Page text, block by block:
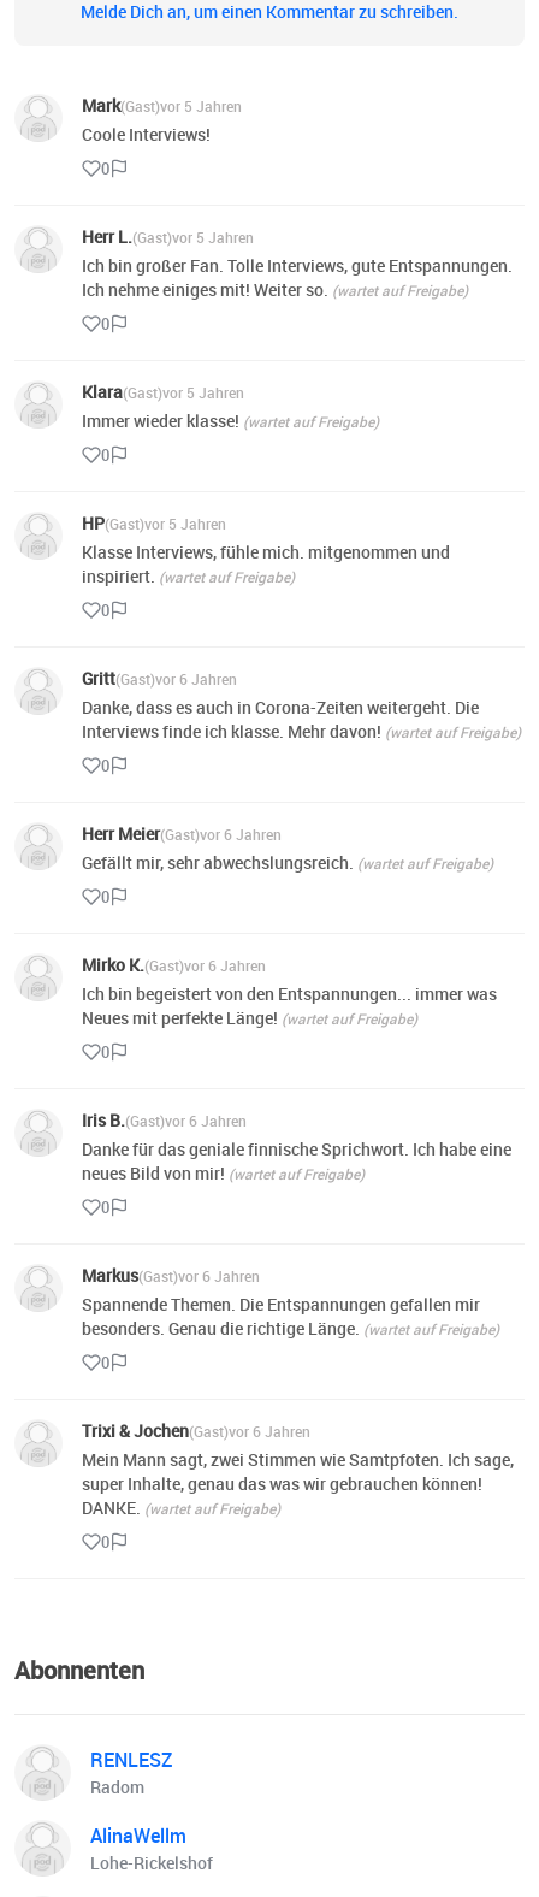
Melde Dich an, um einen Kommentar zu schreiben.
Mark(Gast)vor 5 Jahren
Coole Interviews!
0
Herr L.(Gast)vor 5 Jahren
Ich bin großer Fan. Tolle Interviews, gute Entspannungen.
Ich nehme einiges mit! Weiter so. (wartet auf Freigabe)
0
Klara(Gast)vor 5 Jahren
Immer wieder klasse! (wartet auf Freigabe)
0
HP(Gast)vor 5 Jahren
Klasse Interviews, fühle mich. mitgenommen und
inspiriert. (wartet auf Freigabe)
0
Gritt(Gast)vor 6 Jahren
Danke, dass es auch in Corona-Zeiten weitergeht. Die
Interviews finde ich klasse. Mehr davon! (wartet auf Freigabe)
0
Herr Meier(Gast)vor 6 Jahren
Gefällt mir, sehr abwechslungsreich. (wartet auf Freigabe)
0
Mirko K.(Gast)vor 6 Jahren
Ich bin begeistert von den Entspannungen... immer was
Neues mit perfekte Länge! (wartet auf Freigabe)
0
Iris B.(Gast)vor 6 Jahren
Danke für das geniale finnische Sprichwort. Ich habe eine
neues Bild von mir! (wartet auf Freigabe)
0
Markus(Gast)vor 6 Jahren
Spannende Themen. Die Entspannungen gefallen mir
besonders. Genau die richtige Länge. (wartet auf Freigabe)
0
Trixi & Jochen(Gast)vor 6 Jahren
Mein Mann sagt, zwei Stimmen wie Samtpfoten. Ich sage,
super Inhalte, genau das was wir gebrauchen können!
DANKE. (wartet auf Freigabe)
0
Abonnenten
RENLESZ
Radom
AlinaWellm
Lohe-Rickelshof